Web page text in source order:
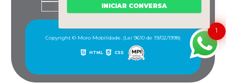
MAPA DO SITE
Copyright © Moro Mobilidade. (Lei 9610 de 19/02/1998)
HTML CSS
1
INICIAR CONVERSA